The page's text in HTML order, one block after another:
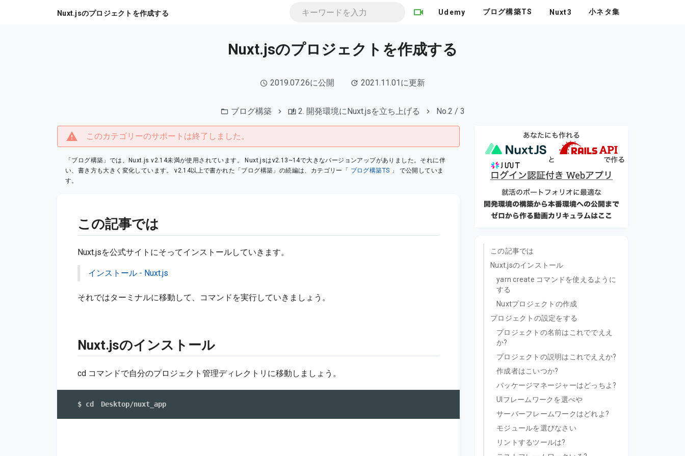
Nuxt.jsのプロジェクトを作成する Udemy ブログ構築TS Nuxt3 小ネタ集
Nuxt.jsのプロジェクトを作成する
2019.07.26に公開 2021.11.01に更新
ブログ構築 2. 開発環境にNuxt.jsを立ち上げる No.2 / 3
このカテゴリーのサポートは終了しました。
「ブログ構築」では、Nuxt.js v2.14未満が使用されています。 Nuxt.jsはv2.13~14で大きなバージョンアップがありました。それに伴
い、書き方も大きく変化しています。 v2.14以上で書かれた「ブログ構築」の続編は、カテゴリー「 ブログ構築TS 」 で公開していま
す。
この記事では
Nuxt.jsを公式サイトにそってインストールしていきます。
インストール - Nuxt.js
それではターミナルに移動して、コマンドを実行していきましょう。
Nuxt.jsのインストール
cd コマンドで自分のプロジェクト管理ディレクトリに移動しましょう。
この記事では
Nuxt.jsのインストール
yarn create コマンドを使えるように
する
Nuxtプロジェクトの作成
プロジェクトの設定をする
プロジェクトの名前はこれででええ
か?
プロジェクトの説明はこれでええか?
作成者はこいつか?
パッケージマネージャーはどっちよ?
UIフレームワークを選べや
サーバーフレームワークはどれよ?
モジュールを選びなさい
リントするツールは?